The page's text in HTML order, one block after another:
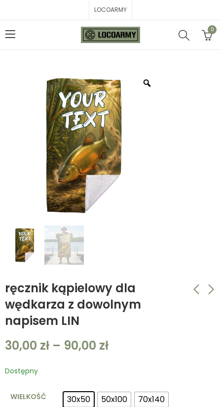
LOCOARMY
0
ręcznik kąpielowy dla
wędkarza z dowolnym
napisem LIN
30,00 zł – 90,00 zł
Dostępny
WIELKOŚĆ 30x50 50x100 70x140